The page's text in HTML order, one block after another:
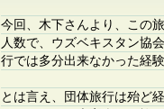
今回、木下さんより、この
人数で、ウズベキスタン協
行では多分出来なかった経
とは言え、団体旅行は殆ど